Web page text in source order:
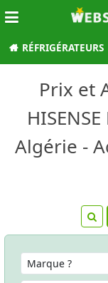
RÉFRIGÉRATEURS
Prix et
Algérie -